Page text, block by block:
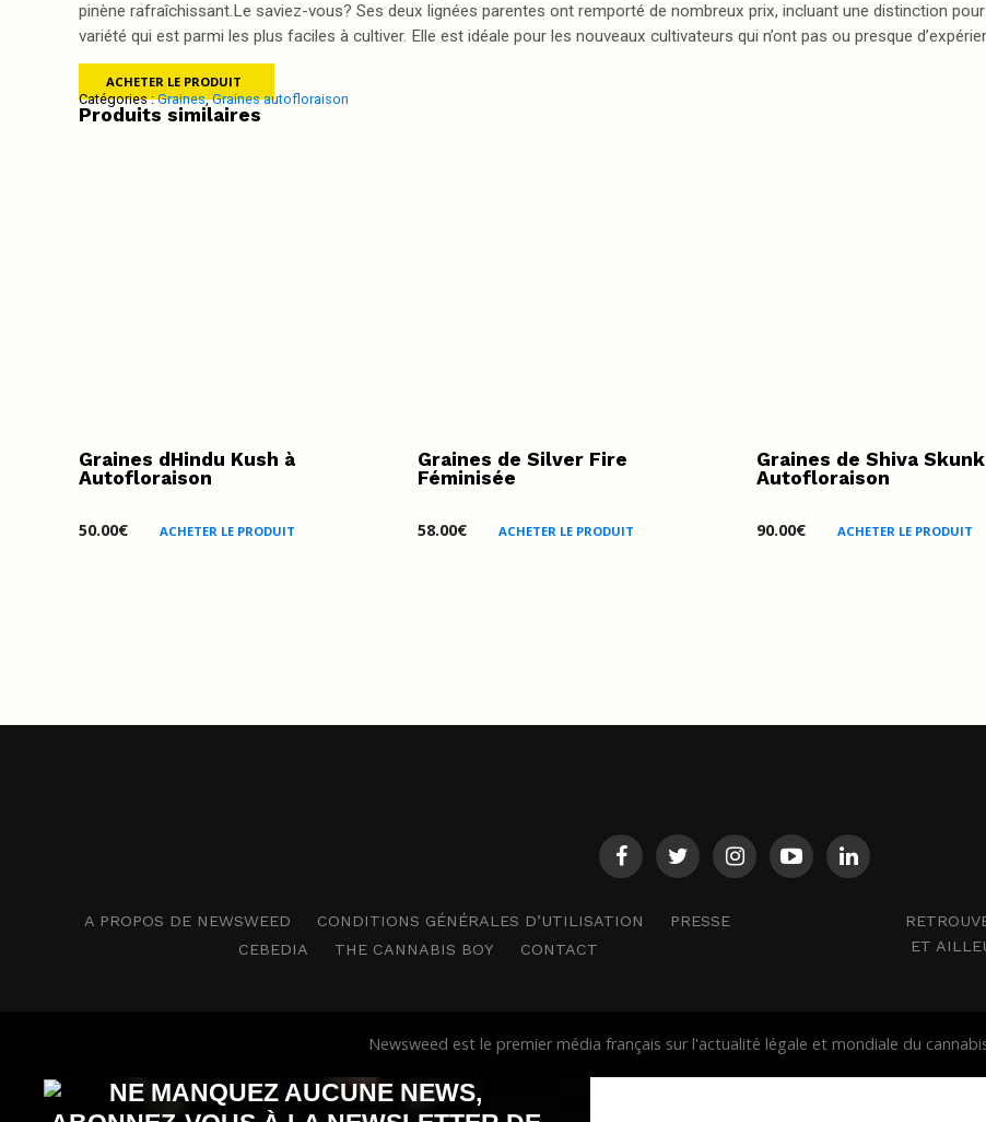
pinène rafraîchissant.Le saviez-vous? Ses deux lignées parentes ont remporté de nombreux prix, incluant une distinction
variété qui est parmi les plus faciles à cultiver. Elle est idéale pour les nouveaux cultivateurs qui n’ont pas ou presque
ACHETER LE PRODUIT
Catégories :Graines,Graines autofloraison
Produits similaires
Graines dHindu Kush à
Autofloraison
50.00€ ACHETER LE PRODUIT
Graines de Silver Fire
Féminisée
58.00€ ACHETER LE PRODUIT
Graines de Shiva
Autofloraison
90.00€ ACHETER LE PRODUIT
A PROPOS DE NEWSWEED CONDITIONS GÉNÉRALES D’UTILISATION
PRESSE
CEBEDIA
THE CANNABIS BOY CONTACT
ET
Newsweed est le premier média français sur l'actualité légale et mondiale du
NE MANQUEZ AUCUNE NEWS,